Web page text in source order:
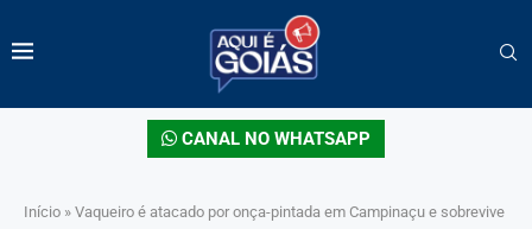
CANAL NO WHATSAPP
Início » Vaqueiro é atacado por onça-pintada em Campinaçu e sobrevive